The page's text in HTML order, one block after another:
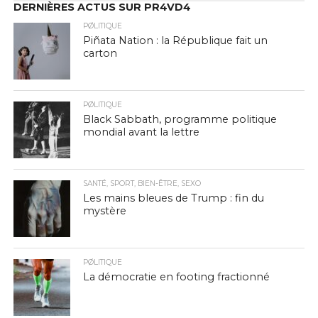
DERNIÈRES ACTUS SUR PR4VD4
PØLITIQUE
Piñata Nation : la République fait un
carton
PØLITIQUE
Black Sabbath, programme politique
mondial avant la lettre
SANTÉ, SPORT, BIEN-ÊTRE, SEXO
Les mains bleues de Trump : fin du
mystère
PØLITIQUE
La démocratie en footing fractionné